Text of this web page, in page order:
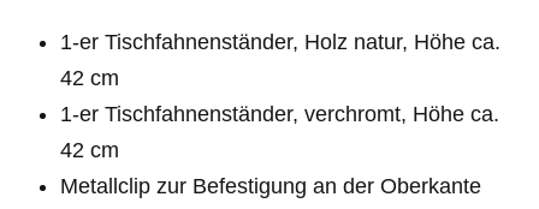
1-er Tischfahnenständer, Holz natur, Höhe ca.
42 cm
1-er Tischfahnenständer, verchromt, Höhe ca.
42 cm
Metallclip zur Befestigung an der Oberkante